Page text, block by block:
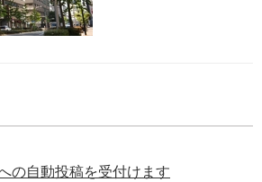
の自動投稿を受付けます